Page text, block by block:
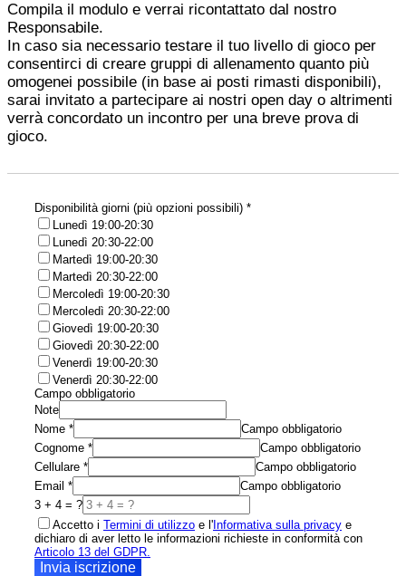
Compila il modulo e verrai ricontattato dal nostro
Responsabile.
In caso sia necessario testare il tuo livello di gioco per
consentirci di creare gruppi di allenamento quanto più
omogenei possibile (in base ai posti rimasti disponibili),
sarai invitato a partecipare ai nostri open day o altrimenti
verrà concordato un incontro per una breve prova di
gioco.
Disponibilità giorni (più opzioni possibili) *
Lunedì 19:00-20:30
Lunedì 20:30-22:00
Martedì 19:00-20:30
Martedì 20:30-22:00
Mercoledì 19:00-20:30
Mercoledì 20:30-22:00
Giovedì 19:00-20:30
Giovedì 20:30-22:00
Venerdì 19:00-20:30
Venerdì 20:30-22:00
Campo obbligatorio
Note
Nome *
Campo obbligatorio
Cognome *
Campo obbligatorio
Cellulare *
Campo obbligatorio
Email *
Campo obbligatorio
3 + 4 = ?
Accetto i Termini di utilizzo e l' Informativa sulla privacy e
dichiaro di aver letto le informazioni richieste in conformità con
Articolo 13 del GDPR.
Invia iscrizione